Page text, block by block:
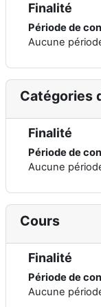
Finalité
Période de
Aucune
Catégories
Finalité
Période de
Aucune
Cours
Finalité
Période de
Aucune